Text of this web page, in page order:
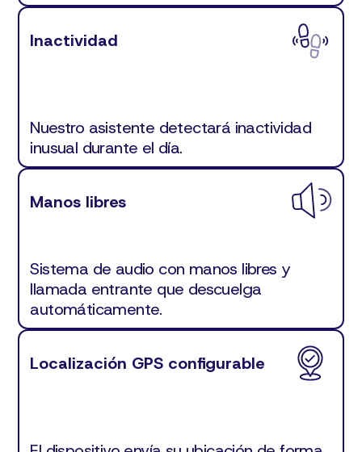
Inactividad
Nuestro asistente detectará inactividad
inusual durante el día.
Manos libres
Sistema de audio con manos libres y
llamada entrante que descuelga
automáticamente.
Localización GPS configurable